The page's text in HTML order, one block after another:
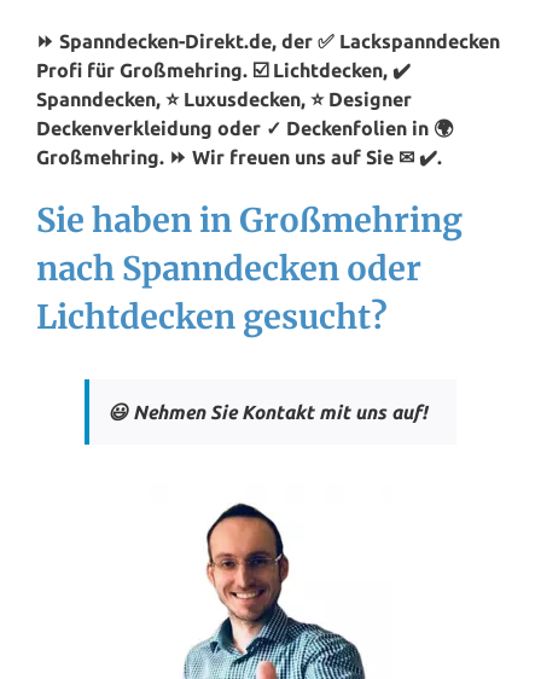
⏩ Spanndecken-Direkt.de, der ✅ Lackspanndecken
Profi für Großmehring. ☑️ Lichtdecken, ✔️
Spanndecken, ⭐ Luxusdecken, ⭐ Designer
Deckenverkleidung oder ✓ Deckenfolien in 🌍
Großmehring. ⏩ Wir freuen uns auf Sie ✉ ✔️.
Sie haben in Großmehring
nach Spanndecken oder
Lichtdecken gesucht?
😃 Nehmen Sie Kontakt mit uns auf!